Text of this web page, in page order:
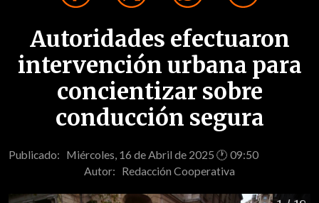
Autoridades efectuaron
intervención urbana para
concientizar sobre
conducción segura
Publicado: Miércoles, 16 de Abril de 2025 🕐 09:50
Autor: Redacción Cooperativa